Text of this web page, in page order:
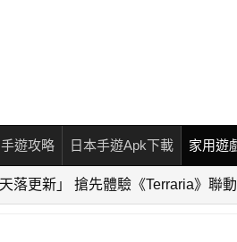
手遊攻略 日本手遊Apk下載 家用遊
落更新」 搶先體驗《Terraria》聯